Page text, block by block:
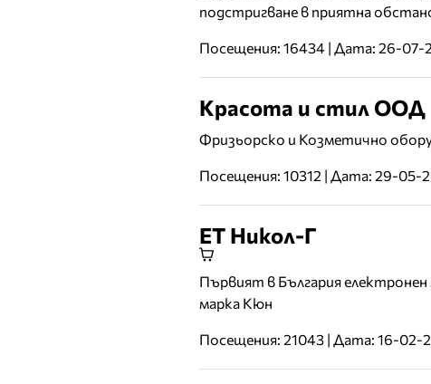
подстригване в приятна
Посещения: 16434 | Дата: 26-07-
Красота и стил ООД
Фризьорско и Козметично
Посещения: 10312 | Дата: 29-05-
ЕТ Никол-Г
Първият в България електронен
марка Кюн
Посещения: 21043 | Дата: 16-02-